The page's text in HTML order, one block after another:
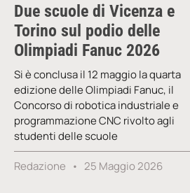
Due scuole di Vicenza e
Torino sul podio delle
Olimpiadi Fanuc 2026
Si è conclusa il 12 maggio la quarta
edizione delle Olimpiadi Fanuc, il
Concorso di robotica industriale e
programmazione CNC rivolto agli
studenti delle scuole
Redazione 25 Maggio 2026